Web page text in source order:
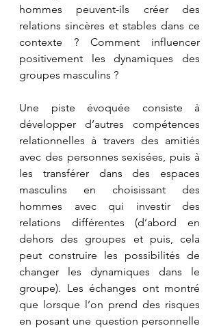
hommes peuvent-ils créer des
relations sincères et stables dans ce
contexte ? Comment influencer
positivement les dynamiques des
groupes masculins ?
Une piste évoquée consiste à
développer d’autres compétences
relationnelles à travers des amitiés
avec des personnes sexisées, puis à
les transférer dans des espaces
masculins en choisissant des
hommes avec qui investir des
relations différentes (d’abord en
dehors des groupes et puis, cela
peut construire les possibilités de
changer les dynamiques dans le
groupe). Les échanges ont montré
que lorsque l’on prend des risques
en posant une question personnelle